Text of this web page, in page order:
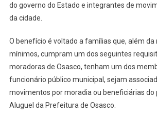
do governo do Estado e integrantes de
da cidade.
O benefício é voltado a famílias que, além da
mínimos, cumpram um dos seguintes
moradoras de Osasco, tenham um dos
funcionário público municipal, sejam
movimentos por moradia ou beneficiárias do
Aluguel da Prefeitura de Osasco.